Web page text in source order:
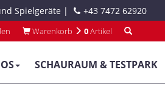
Warenkorb 0Artikel
Spielgeräte | +43 7472 62920
SCHAURAUM & TESTPARK